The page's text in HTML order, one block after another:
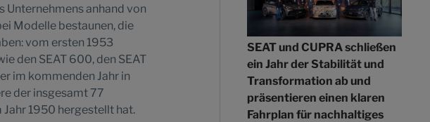
Unternehmens anhand von
Modelle bestaunen, die
vom ersten 1953
den SEAT 600, den SEAT
im kommenden Jahr in
der insgesamt 77
1950 hergestellt hat.
SEAT und CUPRA schließen
ein Jahr der Stabilität und
Transformation ab und
präsentieren einen klaren
Fahrplan für nachhaltiges